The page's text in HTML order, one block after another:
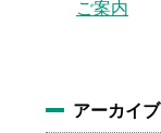
ご案内
アーカイブ